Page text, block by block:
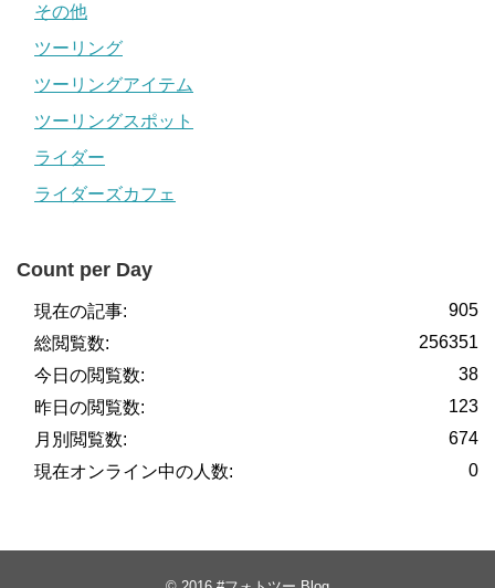
その他
ツーリング
ツーリングアイテム
ツーリングスポット
ライダー
ライダーズカフェ
Count per Day
905
現在の記事:
256351
総閲覧数:
38
今日の閲覧数:
123
昨日の閲覧数:
674
月別閲覧数:
0
現在オンライン中の人数: